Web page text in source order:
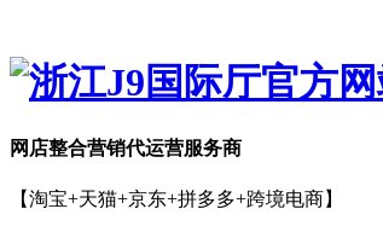
网店整合营销代运营服务商
【淘宝+天猫+京东+拼多多+跨境电商】